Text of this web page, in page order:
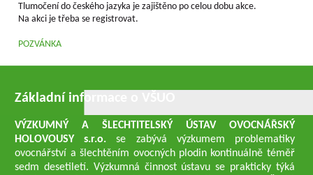
Tlumočení do českého jazyka je zajištěno po celou dobu akce.
Na akci je třeba se registrovat.
POZVÁNKA
Základní informace o VŠUO
VÝZKUMNÝ A ŠLECHTITELSKÝ ÚSTAV OVOCNÁŘSKÝ
HOLOVOUSY s.r.o.se zabývá výzkumem problematiky
ovocnářství a šlechtěním ovocných plodin kontinuálně téměř
sedm desetiletí. Výzkumná činnost ústavu se prakticky týká